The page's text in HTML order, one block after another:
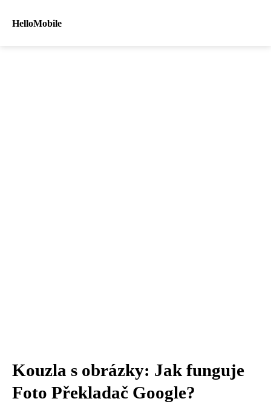
HelloMobile
Kouzla s obrázky: Jak funguje
Foto Překladač Google?